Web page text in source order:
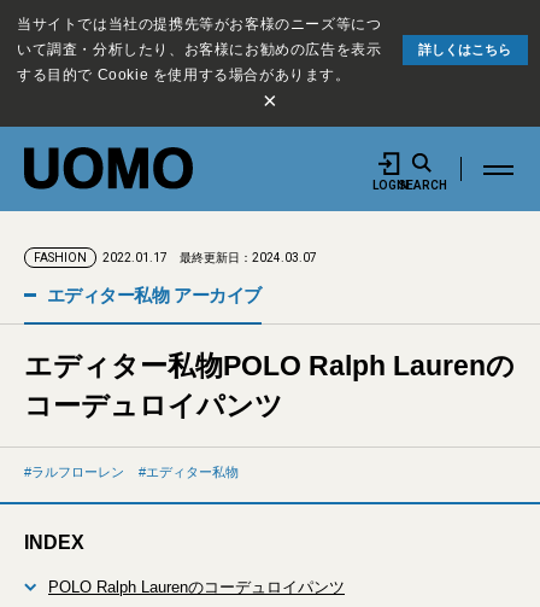
当サイトでは当社の提携先等がお客様のニーズ等につ
いて調査・分析したり、お客様にお勧めの広告を表示
する目的で Cookie を使用する場合があります。
詳しくはこちら
×
LOGINSEARCH
FASHION 2022.01.17 最終更新日：2024.03.07
エディター私物 アーカイブ
エディター私物POLO Ralph Laurenの
コーデュロイパンツ
ラルフローレン エディター私物
INDEX
POLO Ralph Laurenのコーデュロイパンツ